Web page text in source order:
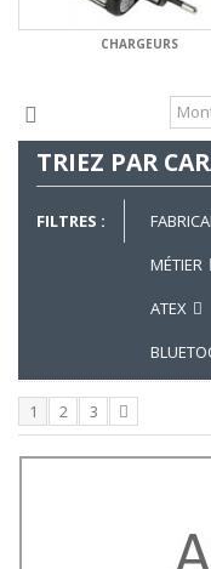
CHARGEURS
TRIEZ PAR
FILTRES :
MÉTIER
ATEX
1 2 3